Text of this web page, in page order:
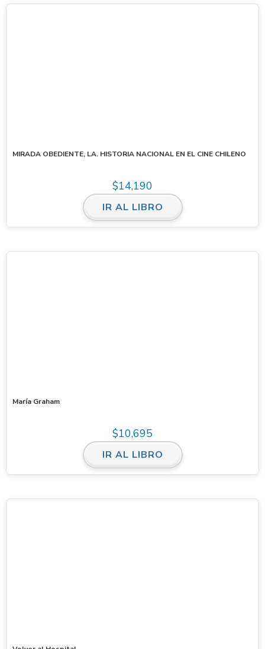
MIRADA OBEDIENTE, LA. HISTORIA NACIONAL EN EL CINE CHILENO
$14,190
IR AL LIBRO
María Graham
$10,695
IR AL LIBRO